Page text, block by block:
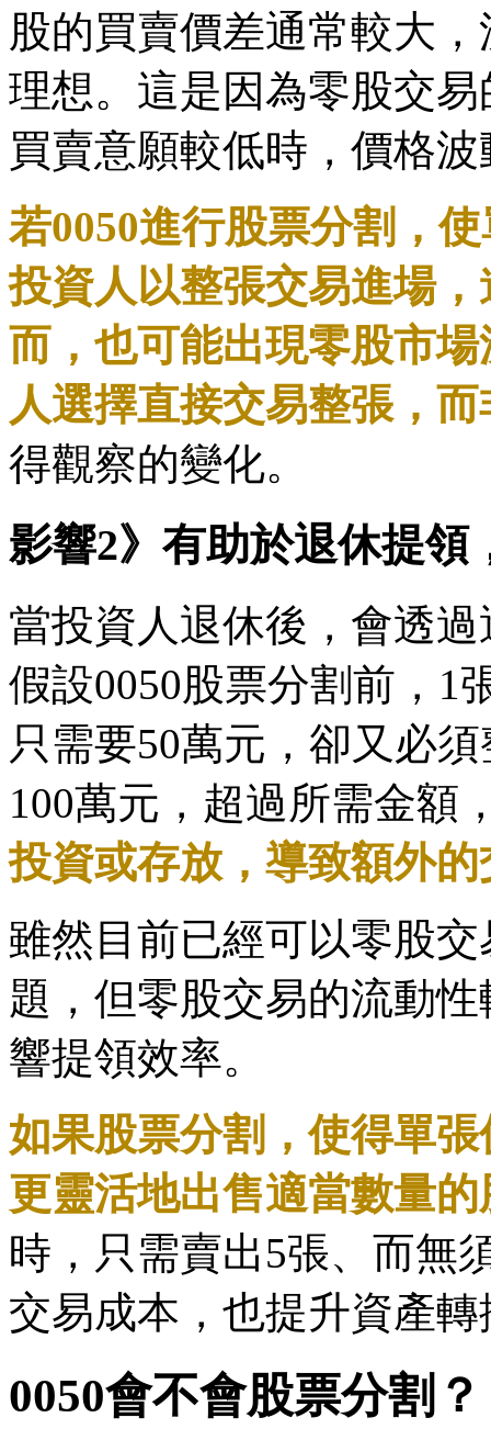
股的買賣價差通常較大
理想。這是因為零股交
買賣意願較低時，價格
若0050進行股票分割，
投資人以整張交易進場
而，也可能出現零股市
人選擇直接交易整張，
得觀察的變化。
影響2》有助於退休提領
當投資人退休後，會透
假設0050股票分割前，1
只需要50萬元，卻又必
100萬元，超過所需金額
投資或存放，導致額外
雖然目前已經可以零股
題，但零股交易的流動
響提領效率。
如果股票分割，使得單
更靈活地出售適當數量的
時，只需賣出5張、而無
交易成本，也提升資產
0050會不會股票分割？